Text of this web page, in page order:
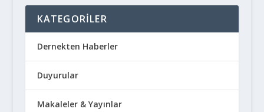
KATEGORILER
Dernekten Haberler
Duyurular
Makaleler & Yayınlar